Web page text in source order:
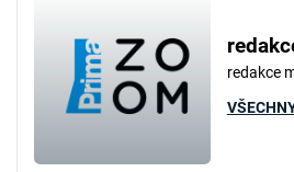
redakce